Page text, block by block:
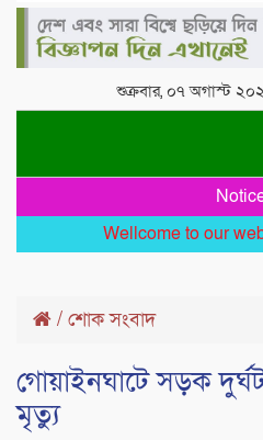
শুক্রবার, ০৭ অগাস্ট
Wellcome to our website...
/ শোক সংবাদ
গোয়াইনঘাটে সড়ক
মৃত্যু